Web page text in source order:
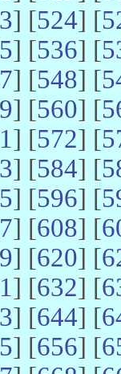
] [524] [
] [536] [
] [548] [
] [560] [
] [572] [
] [584] [
] [596] [
] [608] [
] [620] [
] [632] [
] [644] [
] [656] [